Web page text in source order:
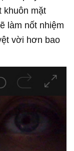
khuôn mặt
làm nốt nhiệm
vời hơn bao